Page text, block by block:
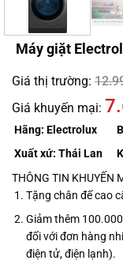
Máy giặt
Giá thị trường:
Giá khuyến mại:
Hãng: Electrolux
Xuất xứ: Thái Lan
THÔNG TIN KHUYẾN
Tặng chân đế cao
Giảm thêm
đối với đơn hàng
điện tử, điện lạnh).